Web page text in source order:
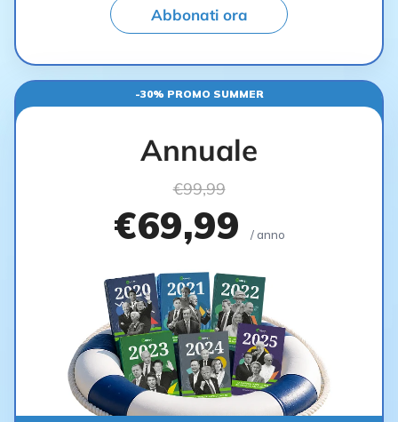
Abbonati ora
-30% PROMO SUMMER
Annuale
€99,99
€69,99 / anno